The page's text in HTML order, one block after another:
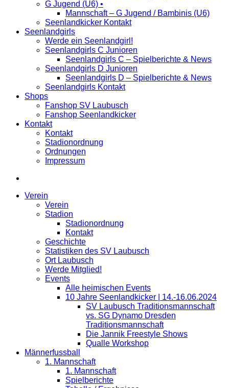
G Jugend (U6) •
Mannschaft – G Jugend / Bambinis (U6)
Seenlandkicker Kontakt
Seenlandgirls
Werde ein Seenlandgirl!
Seenlandgirls C Junioren
Seenlandgirls C – Spielberichte & News
Seenlandgirls D Junioren
Seenlandgirls D – Spielberichte & News
Seenlandgirls Kontakt
Shops
Fanshop SV Laubusch
Fanshop Seenlandkicker
Kontakt
Kontakt
Stadionordnung
Ordnungen
Impressum
Verein
Verein
Stadion
Stadionordnung
Kontakt
Geschichte
Statistiken des SV Laubusch
Ort Laubusch
Werde Mitglied!
Events
Alle heimischen Events
10 Jahre Seenlandkicker | 14.-16.06.2024
SV Laubusch Traditionsmannschaft
vs. SG Dynamo Dresden
Traditionsmannschaft
Die Jannik Freestyle Shows
Qualle Workshop
Männerfussball
1. Mannschaft
1. Mannschaft
Spielberichte